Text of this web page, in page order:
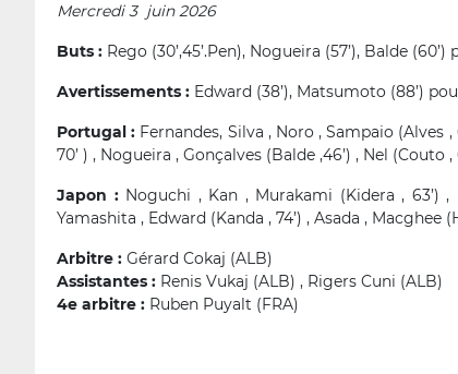
Mercredi 3 juin 2026
Buts : Rego (30’,45’.Pen), Nogueira (57’), Balde
Avertissements : Edward (38’), Matsumoto (88’)
Portugal : Fernandes, Silva , Noro , Sampaio (Alves
70’ ) , Nogueira , Gonçalves (Balde ,46’) , Nel (Couto ,
Japon :Noguchi , Kan , Murakami (Kidera , 63’) ,
Yamashita , Edward (Kanda , 74’) , Asada , Macghee
Arbitre : Gérard Cokaj (ALB)
Assistantes : Renis Vukaj (ALB) , Rigers Cuni (ALB)
4e arbitre : Ruben Puyalt (FRA)